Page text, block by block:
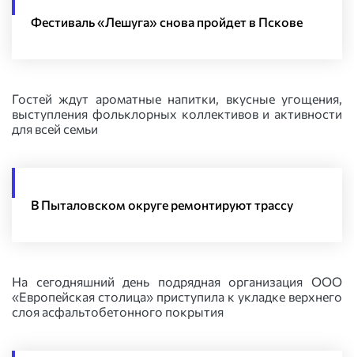
Фестиваль «Лешуга» снова пройдет в Пскове
Гостей ждут ароматные напитки, вкусные угощения,
выступления фольклорных коллективов и активности
для всей семьи
В Пыталовском округе ремонтируют трассу
На сегодняшний день подрядная организация ООО
«Европейская столица» приступила к укладке верхнего
слоя асфальтобетонного покрытия